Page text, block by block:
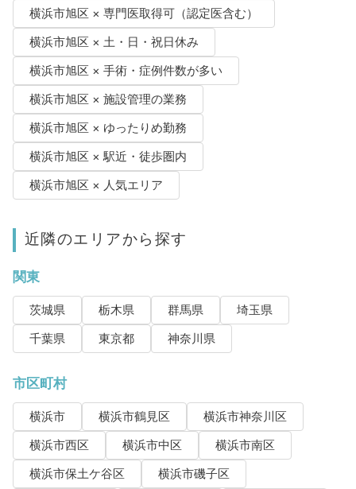
横浜市旭区 × 専門医取得可（認定医含む）
横浜市旭区 × 土・日・祝日休み
横浜市旭区 × 手術・症例件数が多い
横浜市旭区 × 施設管理の業務
横浜市旭区 × ゆったりめ勤務
横浜市旭区 × 駅近・徒歩圏内
横浜市旭区 × 人気エリア
近隣のエリアから探す
関東
茨城県 栃木県 群馬県
埼玉県
千葉県
東京都 神奈川県
市区町村
横浜市 横浜市鶴見区
横浜市神奈川区
横浜市西区
横浜市中区
横浜市南区
横浜市保土ケ谷区
横浜市磯子区